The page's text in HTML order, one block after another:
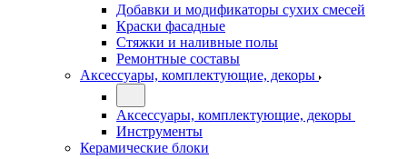
Добавки и модификаторы сухих смесей
Краски фасадные
Стяжки и наливные полы
Ремонтные составы
Аксессуары, комплектующие, декоры
Аксессуары, комплектующие, декоры
Инструменты
Керамические блоки